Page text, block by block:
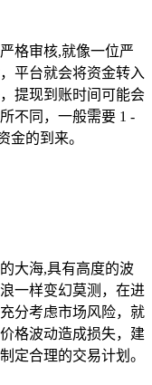
格审核,就像一位严
平台就会将资金转入
提现到账时间可能会
不同，一般需要 1 -
金的到来。
大海,具有高度的波
一样变幻莫测，在进
分考虑市场风险，就
格波动造成损失，建
定合理的交易计划。